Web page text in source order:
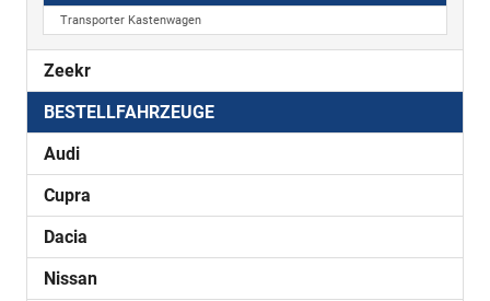
Transporter Kastenwagen
Zeekr
BESTELLFAHRZEUGE
Audi
Cupra
Dacia
Nissan